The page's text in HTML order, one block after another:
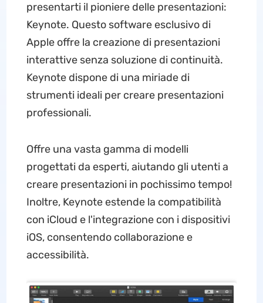
presentarti il pioniere delle presentazioni:
Keynote. Questo software esclusivo di
Apple offre la creazione di presentazioni
interattive senza soluzione di continuità.
Keynote dispone di una miriade di
strumenti ideali per creare presentazioni
professionali.
Offre una vasta gamma di modelli
progettati da esperti, aiutando gli utenti a
creare presentazioni in pochissimo tempo!
Inoltre, Keynote estende la compatibilità
con iCloud e l'integrazione con i dispositivi
iOS, consentendo collaborazione e
accessibilità.